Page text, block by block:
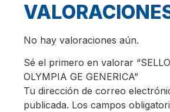
No hay valoraciones aún.
Sé el primero en valorar
OLYMPIA GE GENERICA”
Tu dirección de correo
publicada. Los campos